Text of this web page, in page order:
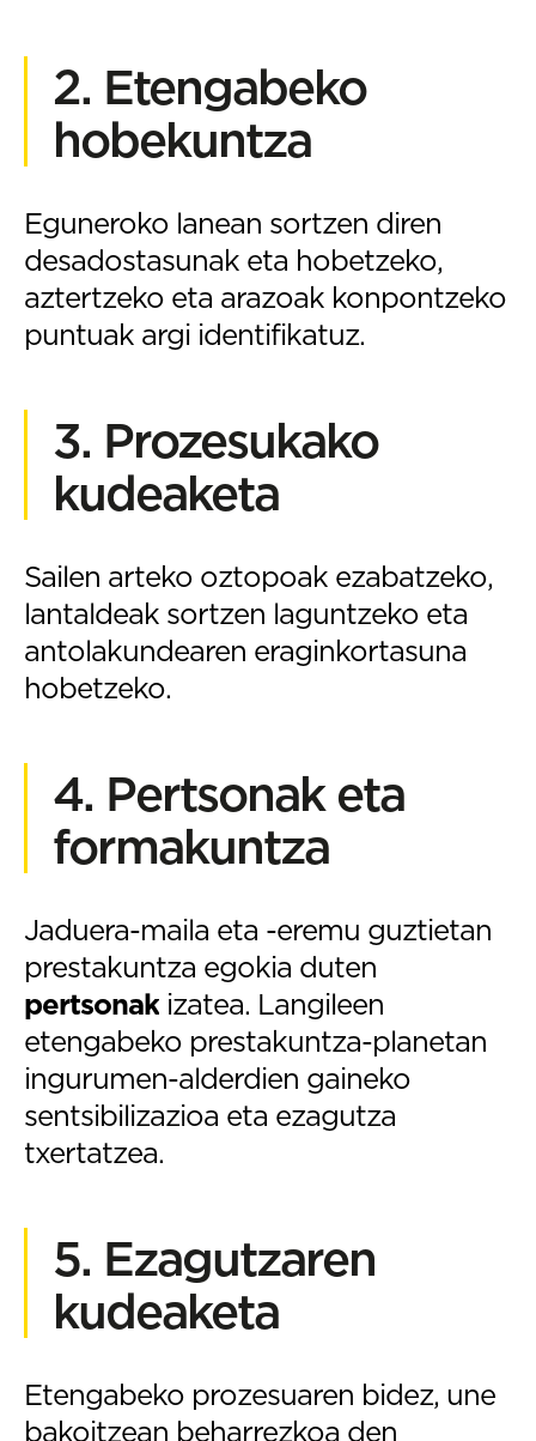
2. Etengabeko
hobekuntza
Eguneroko lanean sortzen diren
desadostasunak eta hobetzeko,
aztertzeko eta arazoak konpontzeko
puntuak argi identifikatuz.
3. Prozesukako
kudeaketa
Sailen arteko oztopoak ezabatzeko,
lantaldeak sortzen laguntzeko eta
antolakundearen eraginkortasuna
hobetzeko.
4. Pertsonak eta
formakuntza
Jaduera-maila eta -eremu guztietan
prestakuntza egokia duten
pertsonak izatea. Langileen
etengabeko prestakuntza-planetan
ingurumen-alderdien gaineko
sentsibilizazioa eta ezagutza
txertatzea.
5. Ezagutzaren
kudeaketa
Etengabeko prozesuaren bidez, une
bakoitzean beharrezkoa den